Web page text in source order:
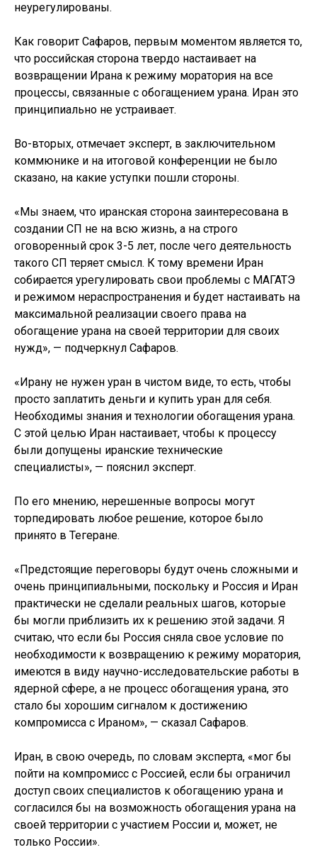
неурегулированы.
Как говорит Сафаров, первым моментом является то,
что российская сторона твердо настаивает на
возвращении Ирана к режиму моратория на все
процессы, связанные с обогащением урана. Иран это
принципиально не устраивает.
Во-вторых, отмечает эксперт, в заключительном
коммюнике и на итоговой конференции не было
сказано, на какие уступки пошли стороны.
«Мы знаем, что иранская сторона заинтересована в
создании СП не на всю жизнь, а на строго
оговоренный срок 3-5 лет, после чего деятельность
такого СП теряет смысл. К тому времени Иран
собирается урегулировать свои проблемы с МАГАТЭ
и режимом нераспространения и будет настаивать на
максимальной реализации своего права на
обогащение урана на своей территории для своих
нужд», — подчеркнул Сафаров.
«Ирану не нужен уран в чистом виде, то есть, чтобы
просто заплатить деньги и купить уран для себя.
Необходимы знания и технологии обогащения урана.
С этой целью Иран настаивает, чтобы к процессу
были допущены иранские технические
специалисты», — пояснил эксперт.
По его мнению, нерешенные вопросы могут
торпедировать любое решение, которое было
принято в Тегеране.
«Предстоящие переговоры будут очень сложными и
очень принципиальными, поскольку и Россия и Иран
практически не сделали реальных шагов, которые
бы могли приблизить их к решению этой задачи. Я
считаю, что если бы Россия сняла свое условие по
необходимости к возвращению к режиму моратория,
имеются в виду научно-исследовательские работы в
ядерной сфере, а не процесс обогащения урана, это
стало бы хорошим сигналом к достижению
компромисса с Ираном», — сказал Сафаров.
Иран, в свою очередь, по словам эксперта, «мог бы
пойти на компромисс с Россией, если бы ограничил
доступ своих специалистов к обогащению урана и
согласился бы на возможность обогащения урана на
своей территории с участием России и, может, не
только России».